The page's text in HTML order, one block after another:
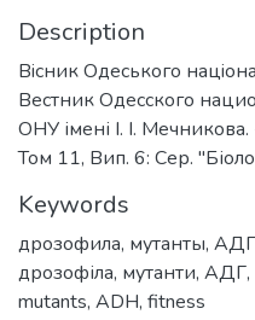
Description
Вiсник Одеського
Вестник Одесского
ОНУ імені І. І.
Том 11, Вип. 6: Сер.
Keywords
дрозофила, мутанты, АДГ
дрозофіла, мутанти, АДГ,
mutants, ADH, fitness